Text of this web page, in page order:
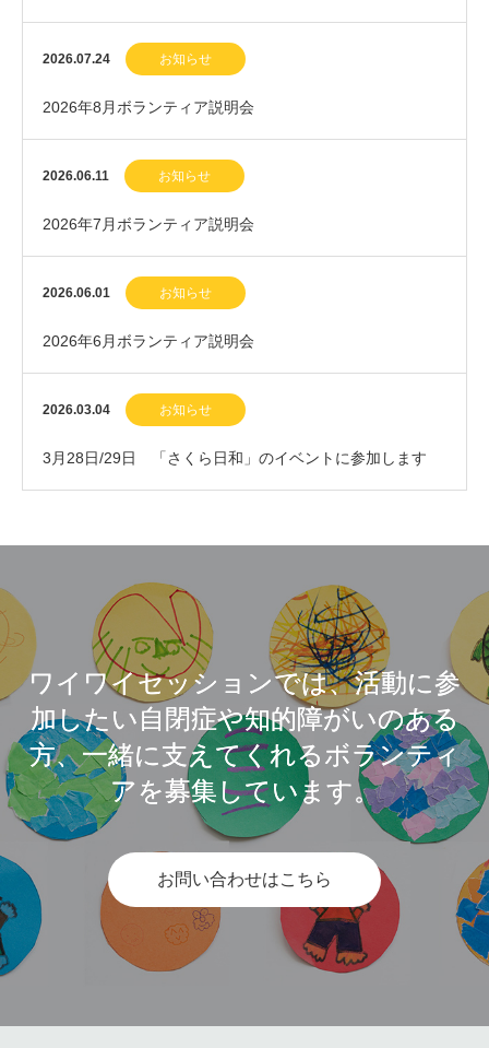
2026.07.24 お知らせ
2026年8月ボランティア説明会
2026.06.11 お知らせ
2026年7月ボランティア説明会
2026.06.01 お知らせ
2026年6月ボランティア説明会
2026.03.04 お知らせ
3月28日/29日 「さくら日和」のイベントに参加します
ワイワイセッションでは、活動に参
加したい自閉症や知的障がいのある
方、一緒に支えてくれるボランティ
アを募集しています。
お問い合わせはこちら